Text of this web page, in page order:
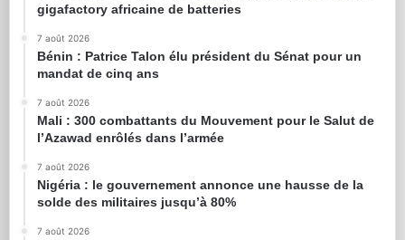
gigafactory africaine de batteries
7 août 2026
Bénin : Patrice Talon élu président du Sénat pour un
mandat de cinq ans
7 août 2026
Mali : 300 combattants du Mouvement pour le Salut de
l’Azawad enrôlés dans l’armée
7 août 2026
Nigéria : le gouvernement annonce une hausse de la
solde des militaires jusqu’à 80%
7 août 2026